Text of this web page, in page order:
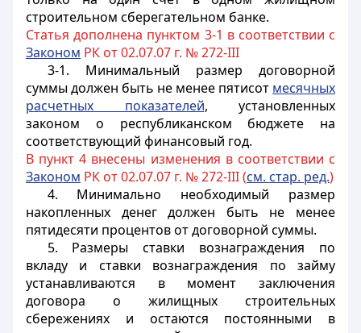
строительном сберегательном банке.
Статья дополнена пунктом 3-1 в соответствии с
Законом РК от 02.07.07 г. № 272-III
3-1. Минимальный размер договорной
суммы должен быть не менее пятисот месячных
расчетных показателей, установленных
законом о республиканском бюджете на
соответствующий финансовый год.
В пункт 4 внесены изменения в соответствии с
Законом РК от 02.07.07 г. № 272-III (см. стар. ред.)
4. Минимально необходимый размер
накопленных денег должен быть не менее
пятидесяти процентов от договорной суммы.
5. Размеры ставки вознаграждения по
вкладу и ставки вознаграждения по займу
устанавливаются в момент заключения
договора о жилищных строительных
сбережениях и остаются постоянными в